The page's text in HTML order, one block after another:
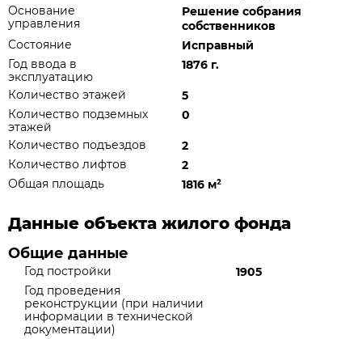
Основание
управления
Решение собрания
собственников
Состояние
Исправный
Год ввода в
эксплуатацию
1876 г.
Количество этажей
5
Количество подземных
этажей
0
Количество подъездов
2
Количество лифтов
2
Общая площадь
1816 м²
Данные объекта жилого фонда
Общие данные
Год постройки
1905
Год проведения
реконструкции (при наличии
информации в технической
документации)